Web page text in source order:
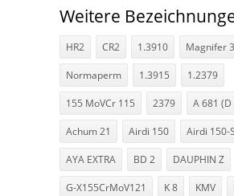
Weitere
HR2 CR2 1.3910 Magnifer
Normaperm 1.3915 1.2379
155 MoVCr 115 2379 A 681 (D
Achum 21 Airdi 150 Airdi 150-S
AYA EXTRA BD 2 DAUPHIN Z
G-X155CrMoV121 K 8 KMV